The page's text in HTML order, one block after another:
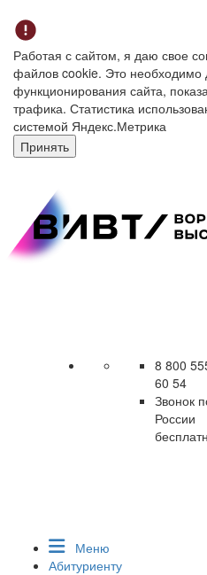
Работая с сайтом, я даю свое
файлов cookie. Это необходимо
функционирования сайта,
трафика. Статистика
системой Яндекс.Метрика
Принять
8 800
60 54
Звонок
России
Меню
Абитуриенту